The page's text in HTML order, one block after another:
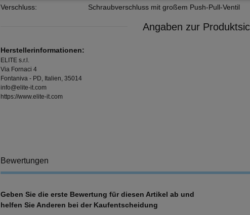
Verschluss:
Schraubverschluss mit großem Push-Pull-Ventil
Angaben zur
Herstellerinformationen:
ELITE s.r.l.
Via Fornaci 4
Fontaniva - PD, Italien, 35014
info@elite-it.com
https://www.elite-it.com
Bewertungen
Geben Sie die erste Bewertung für diesen Artikel ab und
helfen Sie Anderen bei der Kaufentscheidung